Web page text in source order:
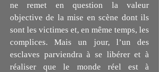
ne remet en question la valeur
objective de la mise en scène dont ils
sont les victimes et, en même temps, les
complices. Mais un jour, l’un des
esclaves parviendra à se libérer et à
réaliser que le monde réel est à